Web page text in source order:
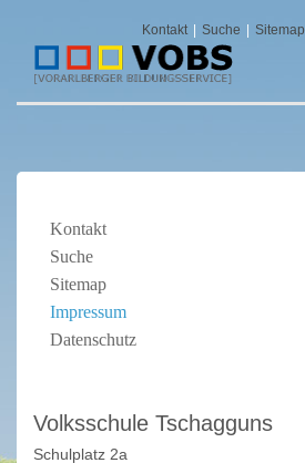
Kontakt Suche Sitemap
Kontakt
Suche
Sitemap
Impressum
Datenschutz
Volksschule Tschagguns
Schulplatz 2a